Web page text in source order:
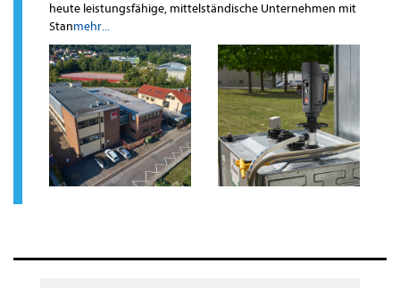
heute leistungsfähige, mittelständische Unternehmen mit
Stanmehr...